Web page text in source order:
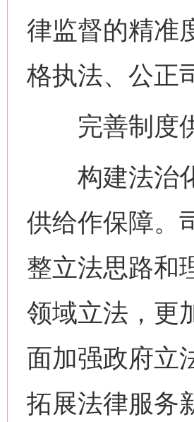
律监督的精准
格执法、公正
完善制度供
构建法治化
供给作保障。
整立法思路和
领域立法，更
面加强政府立
拓展法律服务